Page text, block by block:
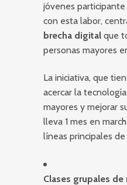
jóvenes
con esta labor,
brecha digital que
personas mayores
La iniciativa, que
acercar la
mayores y mejorar
lleva 1 mes en
líneas principales de
Clases grupales